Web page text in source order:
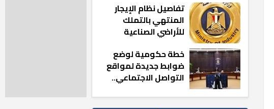
تفاصيل نظام الإيجار
المنتهي بالتملك
للأراضي الصناعية
خطة حكومية لوضع
ضوابط جديدة لمواقع
التواصل الاجتماعي..